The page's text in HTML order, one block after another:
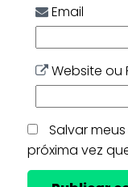
Email
Website ou
Salvar
próxima vez